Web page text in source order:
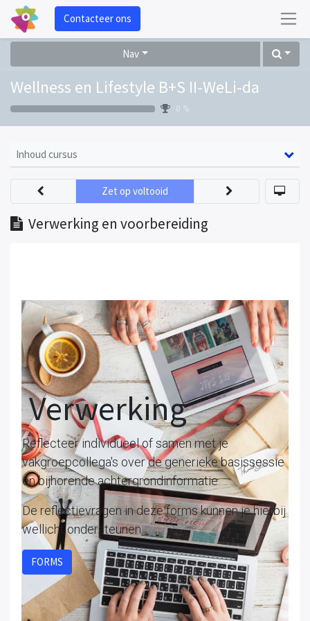
Contacteer ons
Nav
Wellness en Lifestyle B+S II-WeLi-da
0 %
Inhoud cursus
Verwerking en voorbereiding
Zet op voltooid
Verwerking
Reflecteer individueel of samen met je
vakgroepcollega's over de generieke basissessie
en bijhorende achtergrondinformatie.
De reflectievragen in deze forms kunnen je hierbij
wellicht ondersteunen.
FORMS